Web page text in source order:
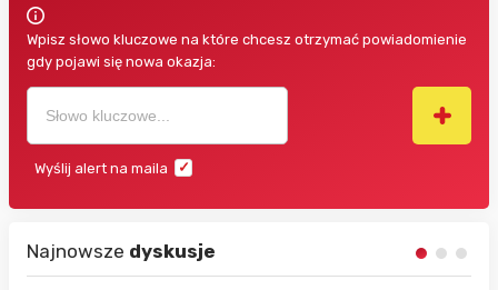
Wpisz słowo kluczowe na które chcesz otrzymać powiadomienie
gdy pojawi się nowa okazja:
Wyślij alert na maila
Najnowsze dyskusje